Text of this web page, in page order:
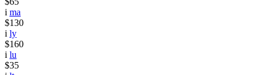
i ma
$130
i ly
$160
i lu
$35